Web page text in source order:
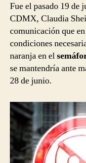
Fue el pasado 19 de
CDMX, Claudia
comunicación que
condiciones
naranja en el
se mantendría ante
28 de junio.